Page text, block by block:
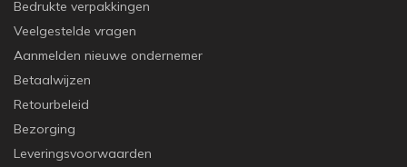
Bedrukte verpakkingen
Veelgestelde vragen
Aanmelden nieuwe ondernemer
Betaalwijzen
Retourbeleid
Bezorging
Leveringsvoorwaarden